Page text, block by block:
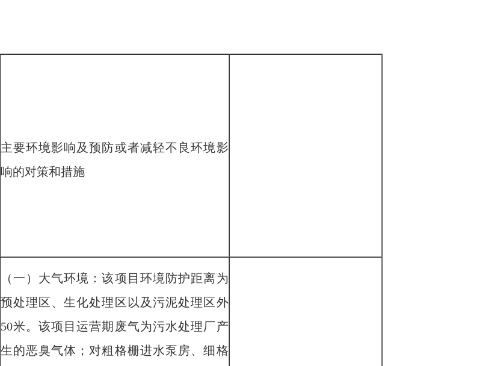
主要环境影响及预防或者减轻不良环境影
响的对策和措施
（一）大气环境：该项目 环境防护距离为
预处理区、生化处理区以及污泥处理区外
50米。 该项目运营期 废气为污水处理厂产
生的恶臭气体 ； 对粗格栅进水泵房、细格